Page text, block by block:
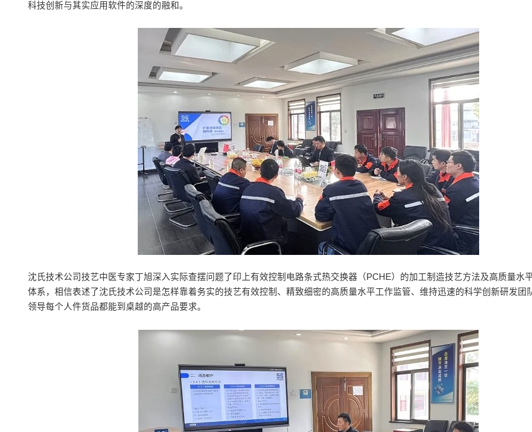
科技创新与其实应用软件的深度的融和。
沈氏技术公司技艺中医专家丁旭深入实际查摆问题了印上有效控制电路条式热交换器（PCHE）的加工制造技艺方法及高质量水
体系，相信表述了沈氏技术公司是怎样靠着务实的技艺有效控制、精致细密的高质量水平工作监管、维持迅速的科学创新研发团
领导每个人件货品都能到桌越的高产品要求。